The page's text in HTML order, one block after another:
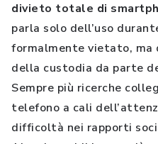
divieto totale di
parla solo dell’uso
formalmente vietato, ma
della custodia da parte
Sempre più ricerche
telefono a cali
difficoltà nei rapporti